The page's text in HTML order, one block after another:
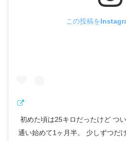
この投稿を
ㅤㅤㅤㅤㅤㅤㅤㅤㅤㅤㅤㅤㅤ 初めた頃は25キロだっ
通い始めて1ヶ月半。 少しずつだ